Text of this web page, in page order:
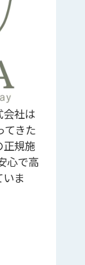
会社は
てきた
規施
心で高
ま